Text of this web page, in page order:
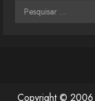
Pesquisar
Copyright © 2006